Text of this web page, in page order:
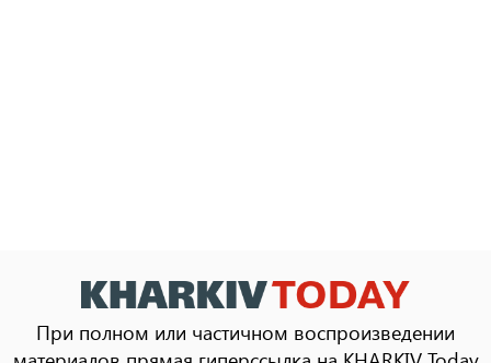
При полном или частичном воспроизведении